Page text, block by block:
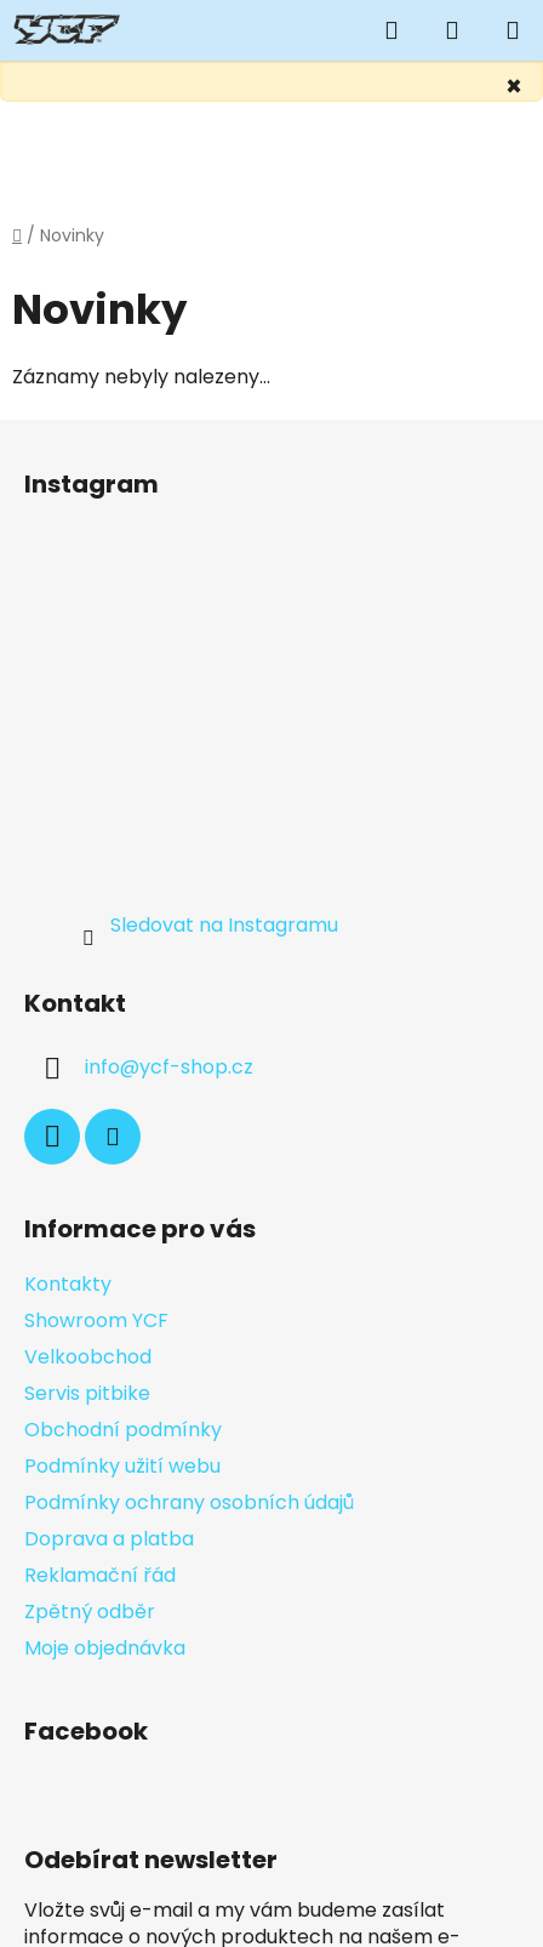
×
Hledat
KOŠÍK
Domů
/ Novinky
Novinky
Záznamy nebyly nalezeny...
Instagram
Sledovat na Instagramu
Kontakt
info@ycf-shop.cz
Informace pro vás
Kontakty
Showroom YCF
Velkoobchod
Servis pitbike
Obchodní podmínky
Podmínky užití webu
Podmínky ochrany osobních údajů
Doprava a platba
Reklamační řád
Zpětný odběr
Moje objednávka
Facebook
Odebírat newsletter
Vložte svůj e-mail a my vám budeme zasílat
informace o nových produktech na našem e-